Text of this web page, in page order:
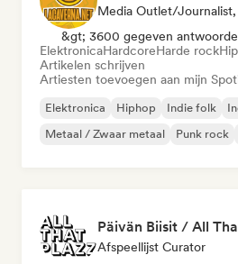
&gt; 3600 gegeven
ElektronicaHardcoreHarde rock
Artikelen schrijven
Artiesten toevoegen aan mijn
Elektronica Hiphop Indie folk
Metaal / Zwaar metaal
Punk rock
Päivän Biisit / All
Afspeellijst Curator